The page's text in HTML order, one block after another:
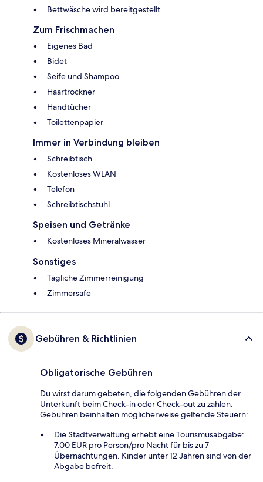
Bettwäsche wird bereitgestellt
Zum Frischmachen
Eigenes Bad
Bidet
Seife und Shampoo
Haartrockner
Handtücher
Toilettenpapier
Immer in Verbindung bleiben
Schreibtisch
Kostenloses WLAN
Telefon
Schreibtischstuhl
Speisen und Getränke
Kostenloses Mineralwasser
Sonstiges
Tägliche Zimmerreinigung
Zimmersafe
Gebühren & Richtlinien
Obligatorische Gebühren
Du wirst darum gebeten, die folgenden Gebühren der
Unterkunft beim Check-in oder Check-out zu zahlen.
Gebühren beinhalten möglicherweise geltende Steuern:
Die Stadtverwaltung erhebt eine Tourismusabgabe:
7.00 EUR pro Person/pro Nacht für bis zu 7
Übernachtungen. Kinder unter 12 Jahren sind von der
Abgabe befreit.